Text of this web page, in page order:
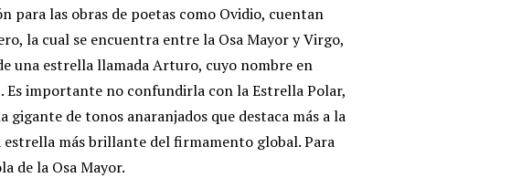
para las obras de poetas como Ovidio, cuentan
la cual se encuentra entre la Osa Mayor y Virgo,
una estrella llamada Arturo, cuyo nombre en
Es importante no confundirla con la Estrella Polar,
de tonos anaranjados que destaca más a la
estrella más brillante del firmamento global. Para
de la Osa Mayor.